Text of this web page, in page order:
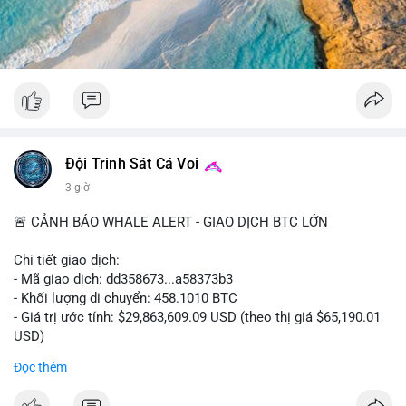
#52dot09btc #chuyenvilanh #tichluydaihan #mempoolbtc
#giaodichlon
Đội Trinh Sát Cá Voi
3 giờ
🚨 CẢNH BÁO WHALE ALERT - GIAO DỊCH BTC LỚN
Chi tiết giao dịch:
- Mã giao dịch: dd358673...a58373b3
- Khối lượng di chuyển: 458.1010 BTC
- Giá trị ước tính: $29,863,609.09 USD (theo thị giá $65,190.01
USD)
Đọc thêm